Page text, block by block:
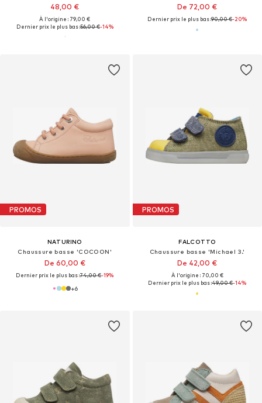
48,00 €
À l'origine : 79,00 €
Dernier prix le plus bas :56,00 €-14%
De 72,00 €
Dernier prix le plus bas :90,00 €-20%
PROMOS
NATURINO
Chaussure basse 'COCOON'
De 60,00 €
Dernier prix le plus bas :74,00 €-19%
+6
PROMOS
FALCOTTO
Chaussure basse 'Michael 3.'
De 42,00 €
À l'origine : 70,00 €
Dernier prix le plus bas :49,00 €-14%